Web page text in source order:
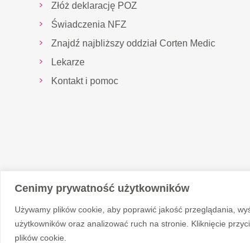
Cenimy prywatność użytkowników
Używamy plików cookie, aby poprawić jakość przeglądania,
użytkowników oraz analizować ruch na stronie. Kliknięcie
plików cookie.
Złóż deklarację POZ
Świadczenia NFZ
Znajdź najbliższy oddział Corten Medic
Lekarze
Kontakt i pomoc
© 2026 Corten Medic